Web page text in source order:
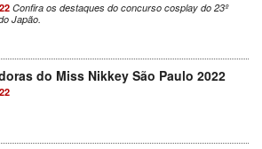
Confira os destaques do concurso cosplay do 23º
Japão.
do Miss Nikkey São Paulo 2022